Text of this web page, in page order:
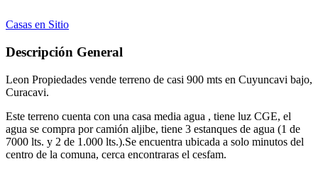
Casas en Sitio
Descripción General
Leon Propiedades vende terreno de casi 900 mts en Cuyuncavi bajo,
Curacavi.
Este terreno cuenta con una casa media agua , tiene luz CGE, el
agua se compra por camión aljibe, tiene 3 estanques de agua (1 de
7000 lts. y 2 de 1.000 lts.).Se encuentra ubicada a solo minutos del
centro de la comuna, cerca encontraras el cesfam.